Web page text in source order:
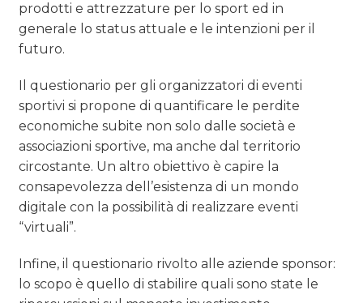
prodotti e attrezzature per lo sport ed in
generale lo status attuale e le intenzioni per il
futuro.
Il questionario per gli organizzatori di eventi
sportivi si propone di quantificare le perdite
economiche subite non solo dalle società e
associazioni sportive, ma anche dal territorio
circostante. Un altro obiettivo è capire la
consapevolezza dell’esistenza di un mondo
digitale con la possibilità di realizzare eventi
“virtuali”.
Infine, il questionario rivolto alle aziende sponsor:
lo scopo è quello di stabilire quali sono state le